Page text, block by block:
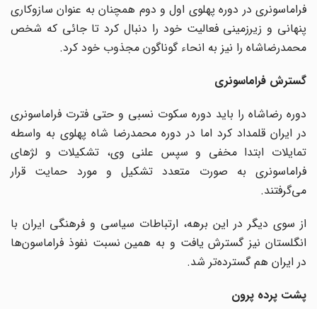
فراماسونری در دوره پهلوی اول و دوم همچنان به عنوان سازوکاری
پنهانی و زیرزمینی فعالیت خود را دنبال کرد تا جائی که شخص
محمدرضاشاه را نیز به انحاء گوناگون مجذوب خود کرد.
گسترش فراماسونری
دوره رضاشاه را باید دوره سکوت نسبی و حتی فترت فراماسونری
در ایران قلمداد کرد اما در دوره محمدرضا شاه پهلوی به واسطه
تمایلات ابتدا مخفی و سپس علنی وی، تشکیلات و لژهای
فراماسونری به صورت متعدد تشکیل و مورد حمایت قرار
می‌گرفتند.
از سوی دیگر در این برهه، ارتباطات سیاسی و فرهنگی ایران با
انگلستان نیز گسترش یافت و به همین نسبت نفوذ فراماسون‌ها
در ایران هم گسترده‌تر شد.
پشت پرده پرون